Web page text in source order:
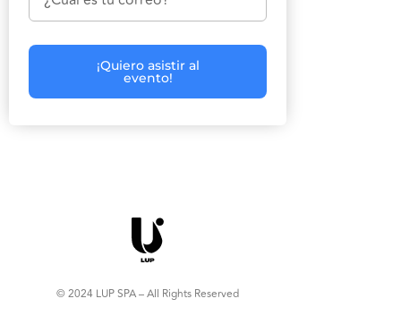
¡Quiero asistir al
evento!
© 2024 LUP SPA – All Rights Reserved